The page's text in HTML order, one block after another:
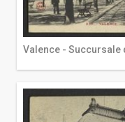
Valence - Succursale